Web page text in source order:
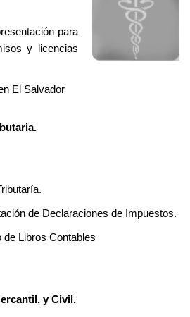
para
y licencias
El Salvador
de Declaraciones de Impuestos.
Libros Contables
y Civil.